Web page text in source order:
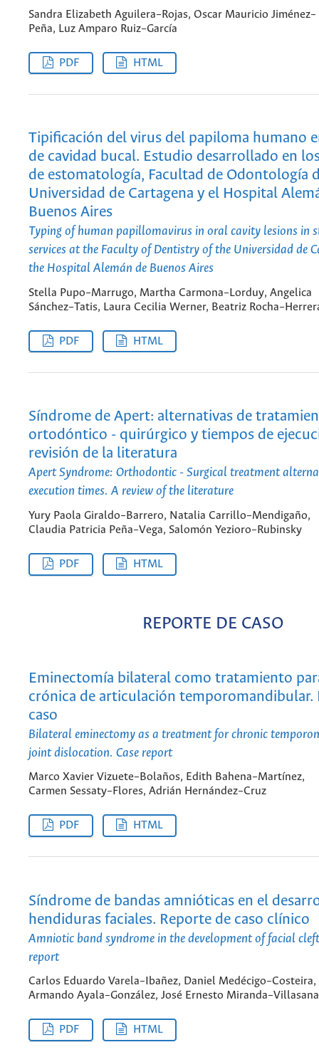
Sandra Elizabeth Aguilera–Rojas, Oscar Mauricio Jiménez–
Peña, Luz Amparo Ruiz–García
PDF HTML
Tipificación del virus del papiloma humano
de cavidad bucal. Estudio desarrollado en
de estomatología, Facultad de Odontología
Universidad de Cartagena y el Hospital
Buenos Aires
Typing of human papillomavirus in oral cavity lesions in
services at the Faculty of Dentistry of the Universidad de
the Hospital Alemán de Buenos Aires
Stella Pupo–Marrugo, Martha Carmona–Lorduy, Angelica
Sánchez–Tatis, Laura Cecilia Werner, Beatriz
PDF HTML
Síndrome de Apert: alternativas de
ortodóntico - quirúrgico y tiempos de
revisión de la literatura
Apert Syndrome: Orthodontic - Surgical treatment
execution times. A review of the literature
Yury Paola Giraldo–Barrero, Natalia Carrillo–Mendigaño,
Claudia Patricia Peña–Vega, Salomón Yezioro–Rubinsky
PDF HTML
REPORTE DE CASO
Eminectomía bilateral como tratamiento
crónica de articulación temporomandibular.
caso
Bilateral eminectomy as a treatment for chronic
joint dislocation. Case report
Marco Xavier Vizuete–Bolaños, Edith Bahena–Martínez,
Carmen Sessaty–Flores, Adrián Hernández–Cruz
PDF HTML
Síndrome de bandas amnióticas en el
hendiduras faciales. Reporte de caso clínico
Amniotic band syndrome in the development of facial
report
Carlos Eduardo Varela–Ibañez, Daniel Medécigo–Costeira,
Armando Ayala–González, José Ernesto Miranda–Villasana
PDF HTML